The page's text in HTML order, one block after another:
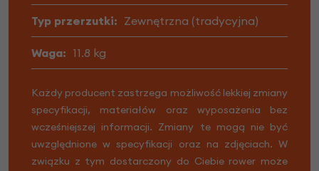
Typ przerzutki: Zewnętrzna (tradycyjna)
Waga: 11.8 kg
Każdy producent zastrzega możliwość lekkiej zmiany
specyfikacji, materiałów oraz wyposażenia bez
wcześniejszej informacji. Zmiany te mogą nie być
uwzględnione w specyfikacji oraz na zdjęciach. W
związku z tym dostarczony do Ciebie rower może